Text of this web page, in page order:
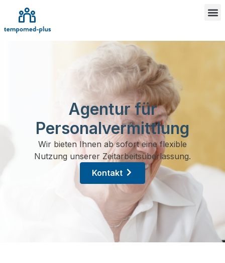
Agentur für
Personalvermittlung
Wir bieten Ihnen ab sofort eine flexible
Nutzung unserer Zeitarbeitsüberlassung.
Kontakt